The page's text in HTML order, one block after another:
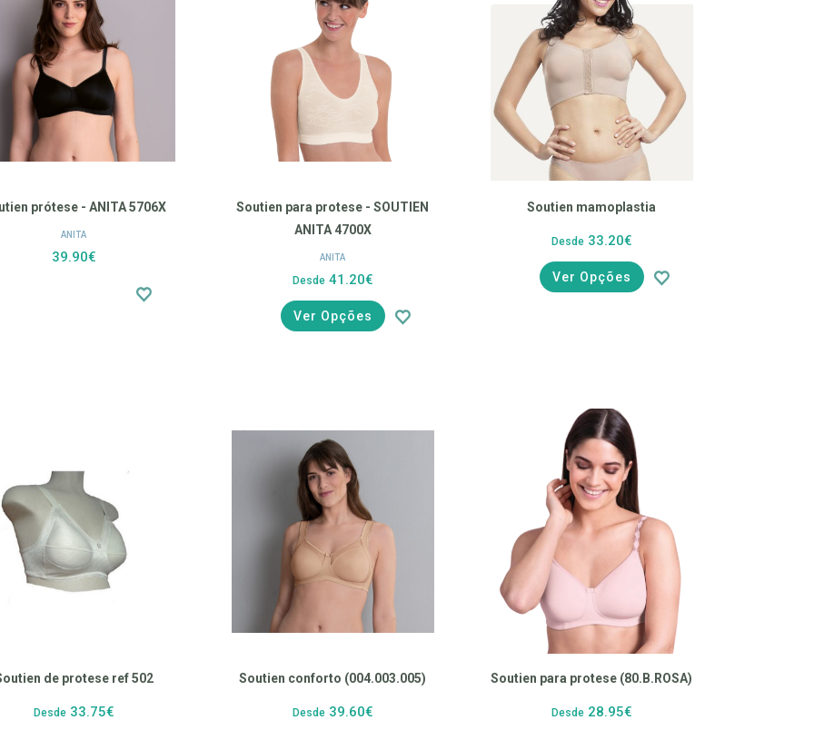
prótese - ANITA 5706X
ANITA
39.90€
Soutien para protese - SOUTIEN
ANITA 4700X
ANITA
Desde41.20€
Ver Opções
Soutien mamoplastia
Desde33.20€
Ver Opções
de protese ref 502
Desde33.75€
Soutien conforto (004.003.005)
Desde39.60€
Soutien para protese (80.B.ROSA)
Desde28.95€